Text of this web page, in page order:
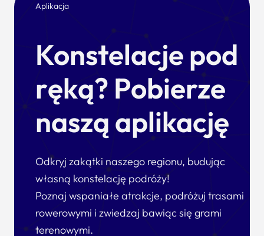
Aplikacja
Konstelacje pod
ręką? Pobierze
naszą aplikację
Odkryj zakątki naszego regionu, budując
własną konstelację podróży!
Poznaj wspaniałe atrakcje, podróżuj trasami
rowerowymi i zwiedzaj bawiąc się grami
terenowymi.